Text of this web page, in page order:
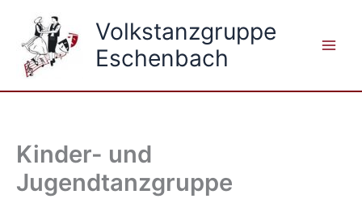
springen
Volkstanzgruppe
Eschenbach
Kinder- und
Jugendtanzgruppe